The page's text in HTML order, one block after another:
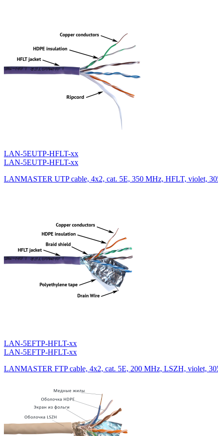
LAN-5EUTP-HFLT-xx
LAN-5EUTP-HFLT-xx
LANMASTER UTP cable, 4x2, cat. 5E, 350 MHz, HFLT, violet,
LAN-5EFTP-HFLT-xx
LAN-5EFTP-HFLT-xx
LANMASTER FTP cable, 4x2, cat. 5E, 200 MHz, LSZH, violet,